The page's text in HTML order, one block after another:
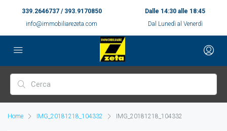
339.2646737 / 393.9170850
info@immobiliarezeta.com
Dalle 14:30 alle 18:45
Dal Lunedì al Venerdì
Home IMG_20181218_104332 IMG_20181218_104332